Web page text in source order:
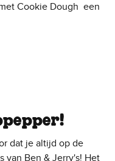
Cookie Dough een
dat je altijd op de
van Ben & Jerry's! Het